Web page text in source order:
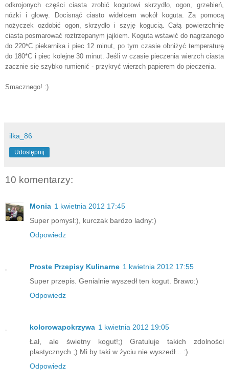
odkrojonych części ciasta zrobić kogutowi skrzydło, ogon, grzebień,
nóżki i głowę. Docisnąć ciasto widelcem wokół koguta. Za pomocą
nożyczek ozdobić ogon, skrzydło i szyję kogucią. Całą powierzchnię
ciasta posmarować roztrzepanym jajkiem. Koguta wstawić do nagrzanego
do 220*C piekarnika i piec 12 minut, po tym czasie obniżyć temperaturę
do 180*C i piec kolejne 30 minut. Jeśli w czasie pieczenia wierzch ciasta
zacznie się szybko rumienić - przykryć wierzch papierem do pieczenia.
Smacznego! :)
ilka_86
Udostępnij
10 komentarzy:
Monia 1 kwietnia 2012 17:45
Super pomysl:), kurczak bardzo ladny:)
Odpowiedz
Proste Przepisy Kulinarne 1 kwietnia 2012 17:55
Super przepis. Genialnie wyszedł ten kogut. Brawo:)
Odpowiedz
kolorowapokrzywa 1 kwietnia 2012 19:05
Łał, ale świetny kogut!;) Gratuluje takich zdolności
plastycznych ;) Mi by taki w życiu nie wyszedł... :)
Odpowiedz